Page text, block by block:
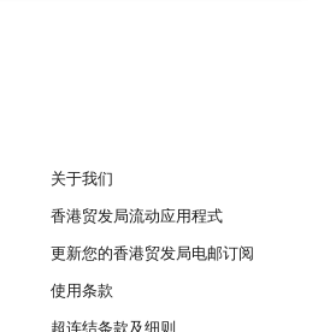
关于我们
香港贸发局流动应用程式
更新您的香港贸发局电邮订阅
使用条款
超连结条款及细则